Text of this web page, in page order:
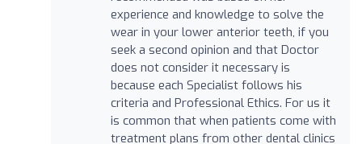
experience and knowledge to solve the
wear in your lower anterior teeth, if you
seek a second opinion and that Doctor
does not consider it necessary is
because each Specialist follows his
criteria and Professional Ethics. For us it
is common that when patients come with
treatment plans from other dental clinics